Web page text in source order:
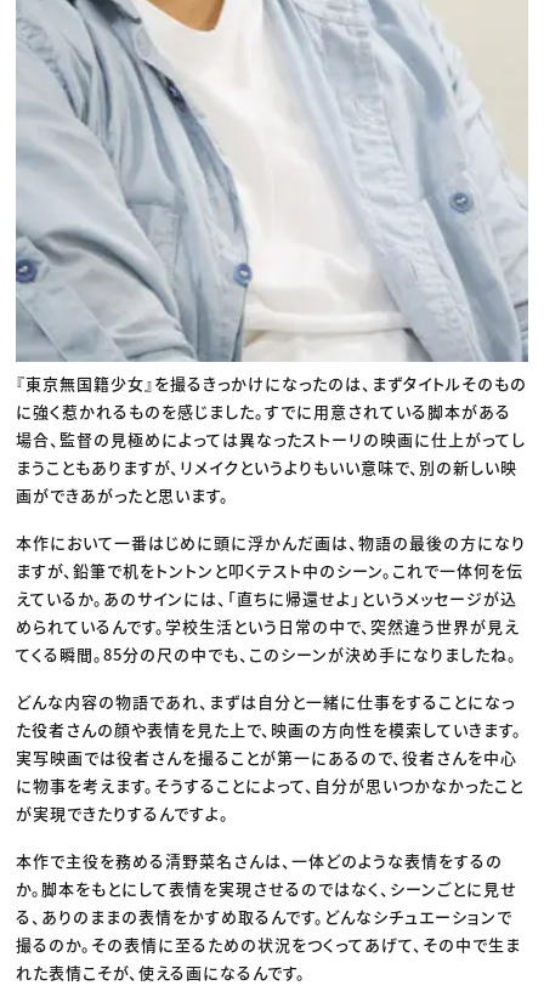
『東京無国籍少女』を撮るきっかけになったのは、まずタイトルそのもの
に強く惹かれるものを感じました。すでに用意されている脚本がある
場合、監督の見極めによっては異なったストーリの映画に仕上がってし
まうこともありますが、リメイクというよりもいい意味で、別の新しい映
画ができあがったと思います。
本作において一番はじめに頭に浮かんだ画は、物語の最後の方になり
ますが、鉛筆で机をトントンと叩くテスト中のシーン。これで一体何を伝
えているか。あのサインには、「直ちに帰還せよ」というメッセージが込
められているんです。学校生活という日常の中で、突然違う世界が見え
てくる瞬間。85分の尺の中でも、このシーンが決め手になりましたね。
どんな内容の物語であれ、まずは自分と一緒に仕事をすることになっ
た役者さんの顔や表情を見た上で、映画の方向性を模索していきます。
実写映画では役者さんを撮ることが第一にあるので、役者さんを中心
に物事を考えます。そうすることによって、自分が思いつかなかったこと
が実現できたりするんですよ。
本作で主役を務める清野菜名さんは、一体どのような表情をするの
か。脚本をもとにして表情を実現させるのではなく、シーンごとに見せ
る、ありのままの表情をかすめ取るんです。どんなシチュエーションで
撮るのか。その表情に至るための状況をつくってあげて、その中で生ま
れた表情こそが、使える画になるんです。